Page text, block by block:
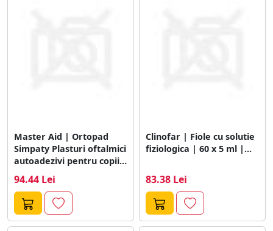
Master Aid | Ortopad
Simpaty Plasturi oftalmici
autoadezivi pentru copii |
94.44 Lei
Clinofar | Fiole cu solutie
fiziologica | 60 x 5 ml |...
83.38 Lei